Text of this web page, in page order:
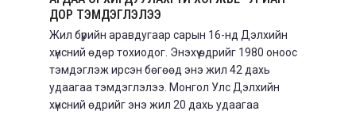
ДОР ТЭМДЭГЛЭЛЭЭ
Жил бүрийн аравдугаар сарын 16-нд Дэлхийн
хүнсний өдөр тохиодог. Энэхүү өдрийг 1980 оноос
тэмдэглэж ирсэн бөгөөд энэ жил 42 дахь
удаагаа тэмдэглэлээ. Монгол Улс Дэлхийн
хүнсний өдрийг энэ жил 20 дахь удаагаа